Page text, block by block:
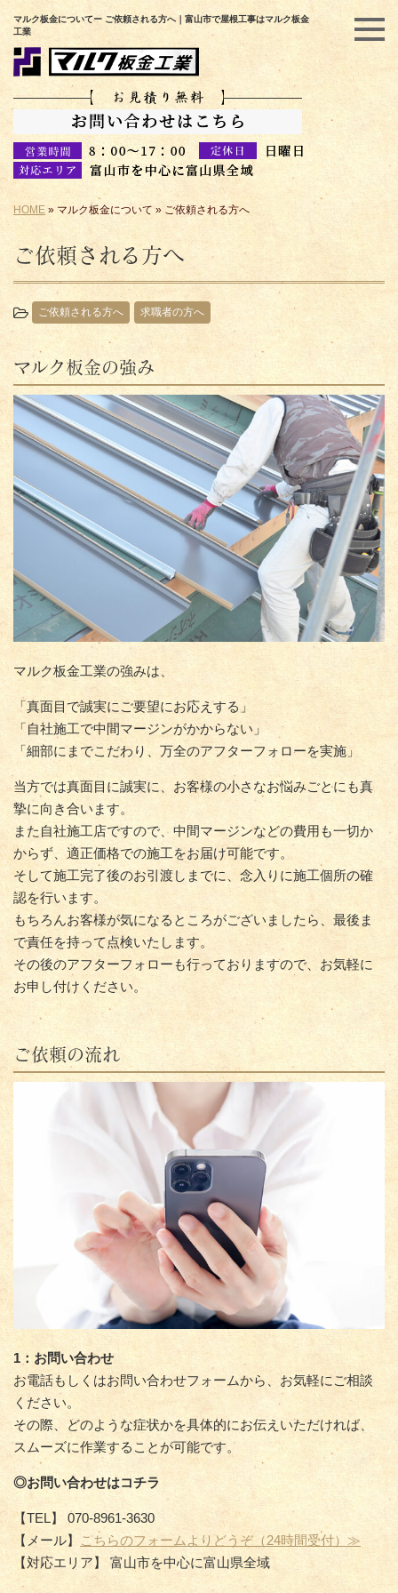
マルク板金についてー ご依頼される方へ｜富山市で屋根工事はマルク板金
工業
HOME » マルク板金について » ご依頼される方へ
ご依頼される方へ
ご依頼される方へ 求職者の方へ
マルク板金の強み
マルク板金工業の強みは、
「真面目で誠実にご要望にお応えする」
「自社施工で中間マージンがかからない」
「細部にまでこだわり、万全のアフターフォローを実施」
当方では真面目に誠実に、お客様の小さなお悩みごとにも真
摯に向き合います。
また自社施工店ですので、中間マージンなどの費用も一切か
からず、適正価格での施工をお届け可能です。
そして施工完了後のお引渡しまでに、念入りに施工個所の確
認を行います。
もちろんお客様が気になるところがございましたら、最後ま
で責任を持って点検いたします。
その後のアフターフォローも行っておりますので、お気軽に
お申し付けください。
ご依頼の流れ
1：お問い合わせ
お電話もしくはお問い合わせフォームから、お気軽にご相談
ください。
その際、どのような症状かを具体的にお伝えいただければ、
スムーズに作業することが可能です。
◎お問い合わせはコチラ
【TEL】 070-8961-3630
【メール】
こちらのフォームよりどうぞ（24時間受付）≫
【対応エリア】 富山市を中心に富山県全域